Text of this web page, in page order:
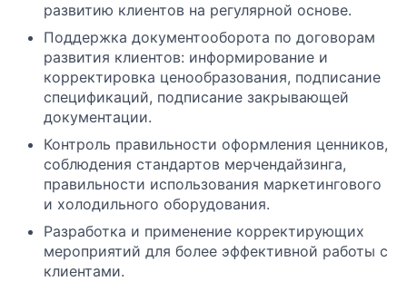
развитию клиентов на регулярной основе.
Поддержка документооборота по договорам
развития клиентов: информирование и
корректировка ценообразования, подписание
спецификаций, подписание закрывающей
документации.
Контроль правильности оформления ценников,
соблюдения стандартов мерчендайзинга,
правильности использования маркетингового
и холодильного оборудования.
Разработка и применение корректирующих
мероприятий для более эффективной работы с
клиентами.